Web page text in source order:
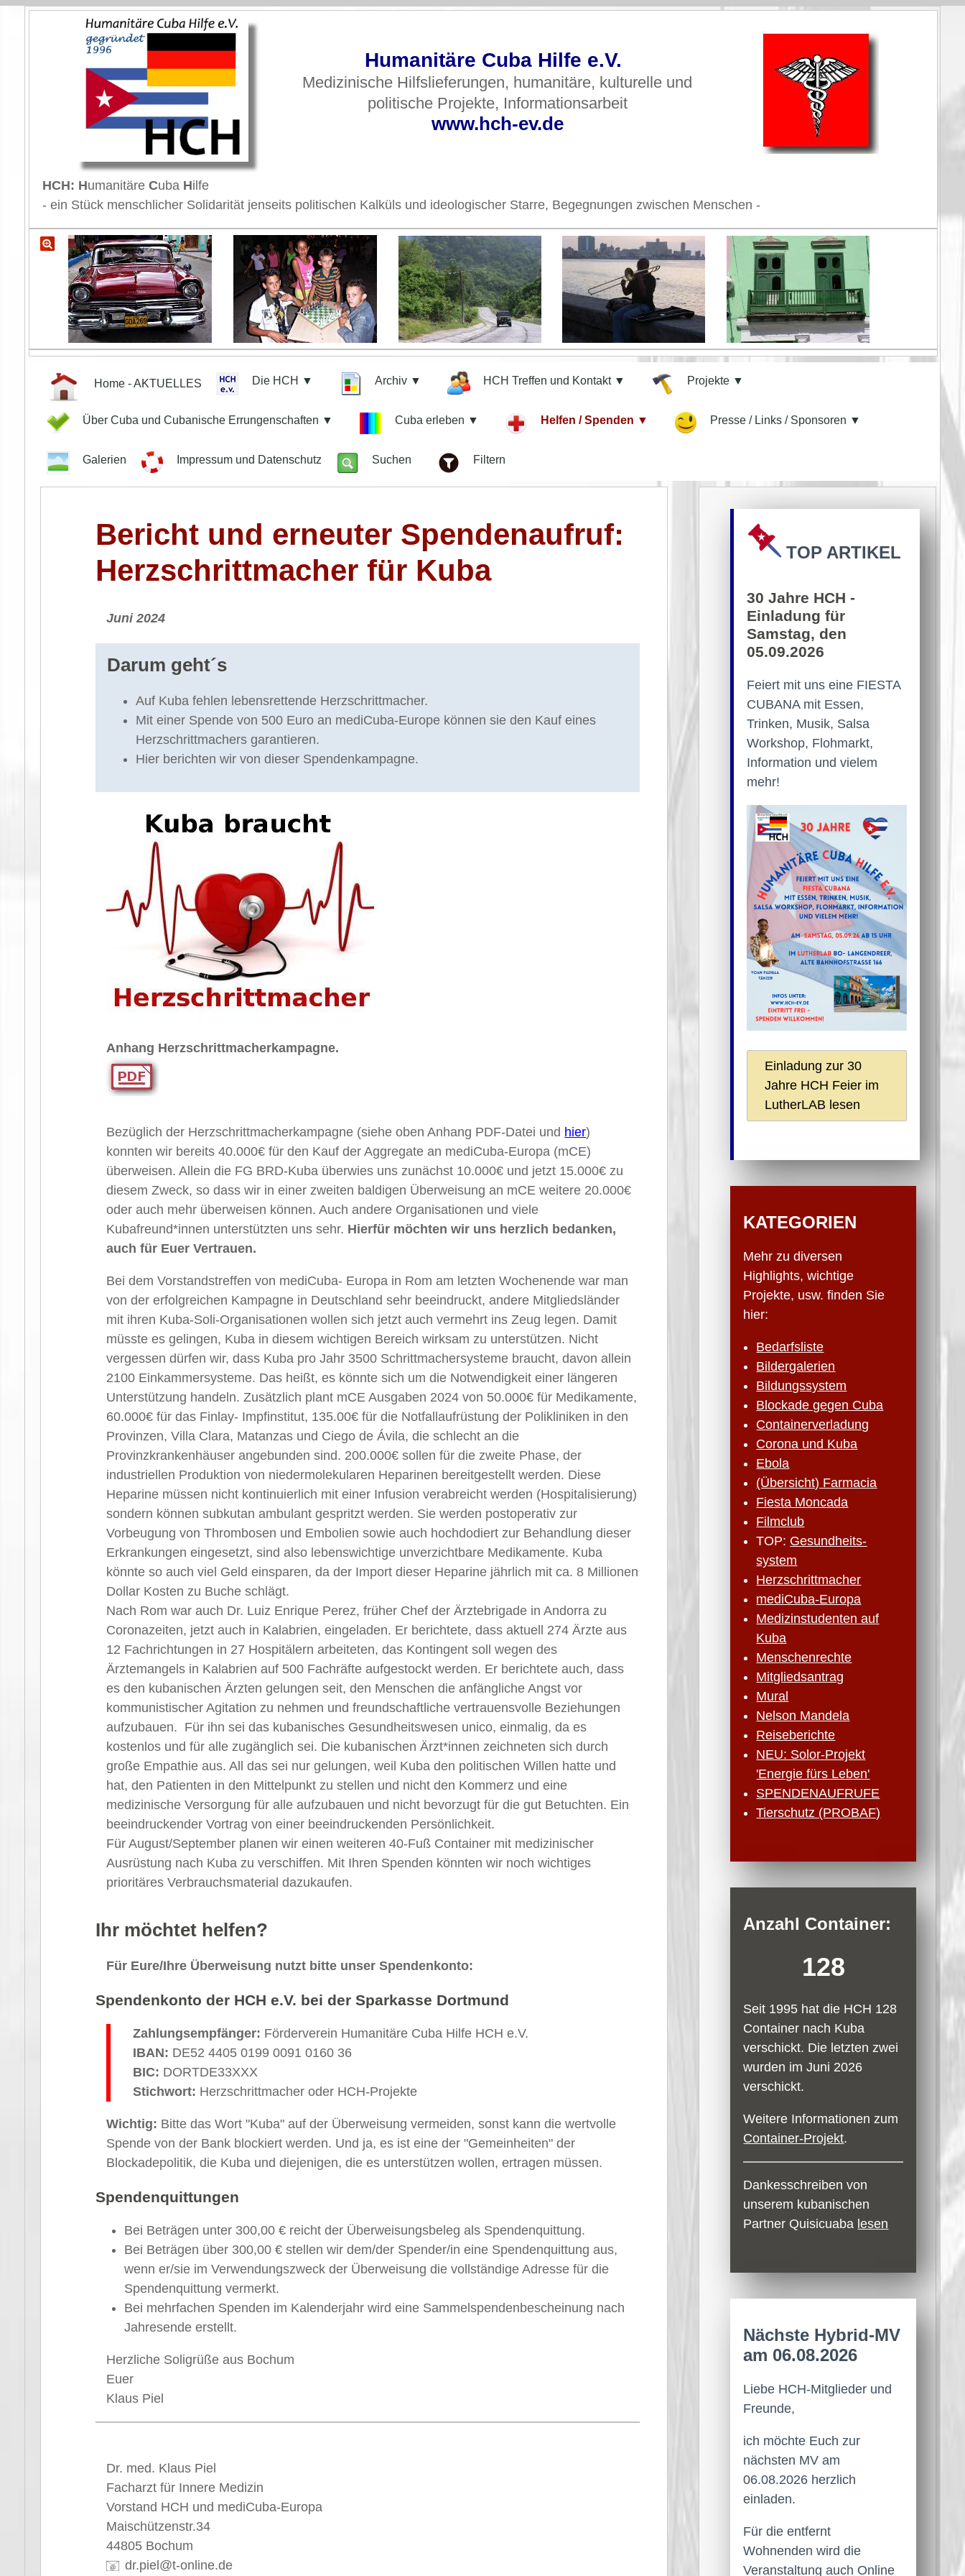
Humanitäre Cuba Hilfe e.V.
Medizinische Hilfslieferungen, humanitäre, kulturelle und
politische Projekte, Informationsarbeit
www.hch-ev.de
HCH: HumanitäreCuba Hilfe
- ein Stück menschlicher Solidarität jenseits politischen Kalküls und ideologischer Starre, Begegnungen zwischen Menschen -
Home - AKTUELLES Die HCH ▼ Archiv ▼ HCH Treffen und Kontakt ▼ Projekte ▼
Über Cuba und Cubanische Errungenschaften ▼ Cuba erleben ▼ Helfen / Spenden ▼ Presse / Links / Sponsoren ▼
Galerien Impressum und Datenschutz Suchen Filtern
Bericht und erneuter Spendenaufruf:
Herzschrittmacher für Kuba
Juni 2024
Darum geht´s
Auf Kuba fehlen lebensrettende Herzschrittmacher.
Mit einer Spende von 500 Euro an mediCuba-Europe können sie den Kauf eines
Herzschrittmachers garantieren.
Hier berichten wir von dieser Spendenkampagne.
Anhang Herzschritt­macher­kampagne.
Bezüglich der Herzschrittmacherkampagne (siehe oben Anhang PDF-Datei und hier)
konnten wir bereits 40.000€ für den Kauf der Aggregate an mediCuba-Europa (mCE)
überweisen. Allein die FG BRD-Kuba überwies uns zunächst 10.000€ und jetzt 15.000€ zu
diesem Zweck, so dass wir in einer zweiten baldigen Überweisung an mCE weitere 20.000€
oder auch mehr überweisen können. Auch andere Organisationen und viele
Kubafreund*innen unterstützten uns sehr. Hierfür möchten wir uns herzlich bedanken,
auch für Euer Vertrauen.
Bei dem Vorstandstreffen von mediCuba- Europa in Rom am letzten Wochenende war man
von der erfolgreichen Kampagne in Deutschland sehr beeindruckt, andere Mitgliedsländer
mit ihren Kuba-Soli-Organisationen wollen sich jetzt auch vermehrt ins Zeug legen. Damit
müsste es gelingen, Kuba in diesem wichtigen Bereich wirksam zu unterstützen. Nicht
vergessen dürfen wir, dass Kuba pro Jahr 3500 Schrittmachersysteme braucht, davon allein
2100 Einkammersysteme. Das heißt, es könnte sich um die Notwendigkeit einer längeren
Unterstützung handeln. Zusätzlich plant mCE Ausgaben 2024 von 50.000€ für Medikamente,
60.000€ für das Finlay- Impfinstitut, 135.00€ für die Notfallaufrüstung der Polikliniken in den
Provinzen, Villa Clara, Matanzas und Ciego de Ávila, die schlecht an die
Provinzkrankenhäuser angebunden sind. 200.000€ sollen für die zweite Phase, der
industriellen Produktion von niedermolekularen Heparinen bereitgestellt werden. Diese
Heparine müssen nicht kontinuierlich mit einer Infusion verabreicht werden (Hospitalisierung)
sondern können subkutan ambulant gespritzt werden. Sie werden postoperativ zur
Vorbeugung von Thrombosen und Embolien sowie auch hochdodiert zur Behandlung dieser
Erkrankungen eingesetzt, sind also lebenswichtige unverzichtbare Medikamente. Kuba
könnte so auch viel Geld einsparen, da der Import dieser Heparine jährlich mit ca. 8 Millionen
Dollar Kosten zu Buche schlägt.
Nach Rom war auch Dr. Luiz Enrique Perez, früher Chef der Ärztebrigade in Andorra zu
Coronazeiten, jetzt auch in Kalabrien, eingeladen. Er berichtete, dass aktuell 274 Ärzte aus
12 Fachrichtungen in 27 Hospitälern arbeiteten, das Kontingent soll wegen des
Ärztemangels in Kalabrien auf 500 Fachräfte aufgestockt werden. Er berichtete auch, dass
es den kubanischen Ärzten gelungen seit, den Menschen die anfängliche Angst vor
kommunistischer Agitation zu nehmen und freundschaftliche vertrauensvolle Beziehungen
aufzubauen. Für ihn sei das kubanisches Gesundheitswesen unico, einmalig, da es
kostenlos und für alle zugänglich sei. Die kubanischen Ärzt*innen zeichneten sich durch
große Empathie aus. All das sei nur gelungen, weil Kuba den politischen Willen hatte und
hat, den Patienten in den Mittelpunkt zu stellen und nicht den Kommerz und eine
medizinische Versorgung für alle aufzubauen und nicht bevorzugt für die gut Betuchten. Ein
beeindruckender Vortrag von einer beeindruckenden Persönlichkeit.
Für August/September planen wir einen weiteren 40-Fuß Container mit medizinischer
Ausrüstung nach Kuba zu verschiffen. Mit Ihren Spenden könnten wir noch wichtiges
prioritäres Verbrauchsmaterial dazukaufen.
Ihr möchtet helfen?
Für Eure/Ihre Überweisung nutzt bitte unser Spendenkonto:
Spendenkonto der HCH e.V. bei der Sparkasse Dortmund
Zahlungsempfänger: Förderverein Humanitäre Cuba Hilfe HCH e.V.
IBAN: DE52 4405 0199 0091 0160 36
BIC: DORTDE33XXX
Stichwort: Herzschrittmacher oder HCH-Projekte
Wichtig: Bitte das Wort "Kuba" auf der Überweisung vermeiden, sonst kann die wertvolle
Spende von der Bank blockiert werden. Und ja, es ist eine der "Gemeinheiten" der
Blockadepolitik, die Kuba und diejenigen, die es unterstützen wollen, ertragen müssen.
Spendenquittungen
Bei Beträgen unter 300,00 € reicht der Überweisungsbeleg als Spendenquittung.
Bei Beträgen über 300,00 € stellen wir dem/der Spender/in eine Spendenquittung aus,
wenn er/sie im Verwendungszweck der Überweisung die vollständige Adresse für die
Spendenquittung vermerkt.
Bei mehrfachen Spenden im Kalenderjahr wird eine Sammelspendenbescheinung nach
Jahresende erstellt.
Herzliche Soligrüße aus Bochum
Euer
Klaus Piel
Dr. med. Klaus Piel
Facharzt für Innere Medizin
Vorstand HCH und mediCuba-Europa
Maischützenstr.34
44805 Bochum
dr.piel@t-online.de
TOP ARTIKEL
30 Jahre HCH -
Einladung für
Samstag, den
05.09.2026
Feiert mit uns eine FIESTA
CUBANA mit Essen,
Trinken, Musik, Salsa
Workshop, Flohmarkt,
Information und vielem
mehr!
Einladung zur 30
Jahre HCH Feier im
LutherLAB lesen
KATEGORIEN
Mehr zu diversen
Highlights, wichtige
Projekte, usw. finden Sie
hier:
Bedarfsliste
Bildergalerien
Bildungssystem
Blockade gegen Cuba
Containerverladung
Corona und Kuba
Ebola
(Übersicht) Farmacia
Fiesta Moncada
Filmclub
TOP: Gesundheits­
system
Herzschritt­macher
mediCuba-Europa
Medizinstudenten auf
Kuba
Menschenrechte
Mitgliedsantrag
Mural
Nelson Mandela
Reiseberichte
NEU: Solor-Projekt
'Energie fürs Leben'
SPENDENAUFRUFE
Tierschutz (PROBAF)
Anzahl Container:
128
Seit 1995 hat die HCH 128
Container nach Kuba
verschickt. Die letzten zwei
wurden im Juni 2026
verschickt.
Weitere Informationen zum
Container-Projekt.
Dankesschreiben von
unserem kubanischen
Partner Quisicuaba lesen
Nächste Hybrid-MV
am 06.08.2026
Liebe HCH-Mitglieder und
Freunde,
ich möchte Euch zur
nächsten MV am
06.08.2026 herzlich
einladen.
Für die entfernt
Wohnenden wird die
Veranstaltung auch Online